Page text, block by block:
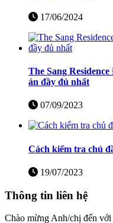
17/06/2024
The Sang
án đầy đủ nhất
07/09/2023
Cách kiểm tra chủ
19/07/2023
Thông tin liên hệ
Chào mừng Anh/chị đến